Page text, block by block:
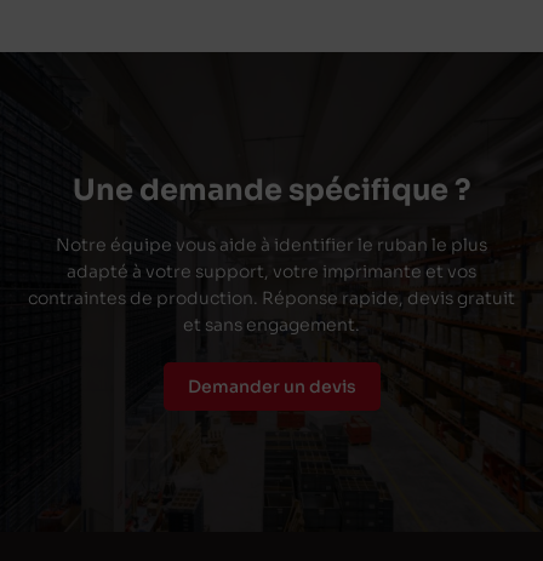
Une demande spécifique ?
Notre équipe vous aide à identifier le ruban le plus
adapté à votre support, votre imprimante et vos
contraintes de production. Réponse rapide, devis gratuit
et sans engagement.
Demander un devis